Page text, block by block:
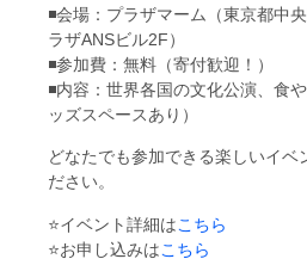
◾️会場：プラザマーム（東京都中
ラザANSビル2F）
◾️参加費：無料（寄付歓迎！）
◾️内容：世界各国の文化公演、食
ッズスペースあり）
どなたでも参加できる楽しいイベ
ださい。
⭐️イベント詳細はこちら
⭐️お申し込みはこちら